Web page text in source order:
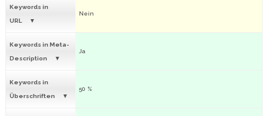
Keywords in
URL
Nein
Keywords in Meta-
Description
Ja
Keywords in
Überschriften
50 %